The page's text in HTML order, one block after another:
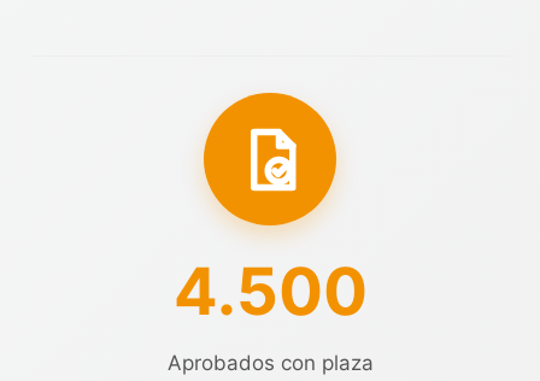
4.500
Aprobados con plaza